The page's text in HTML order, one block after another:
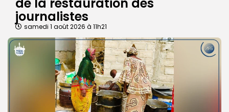
journalistes
samedi 1 août 2026 à 11h21